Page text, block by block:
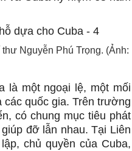
Nguyễn Phú Trọng. (Ảnh:
là một ngoại lệ, một mối
quốc gia. Trên trường
có chung mục tiêu phát
đỡ lẫn nhau. Tại Liên
chủ quyền của Cuba,